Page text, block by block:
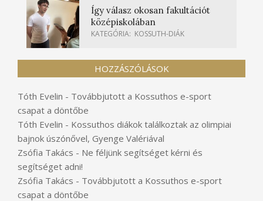
Így válasz okosan fakultációt
középiskolában
KATEGÓRIA: KOSSUTH-DIÁK
HOZZÁSZÓLÁSOK
Tóth Evelin - Továbbjutott a Kossuthos e-sport
csapat a döntőbe
Tóth Evelin - Kossuthos diákok találkoztak az olimpiai
bajnok úszónővel, Gyenge Valériával
Zsófia Takács - Ne féljünk segítséget kérni és
segítséget adni!
Zsófia Takács - Továbbjutott a Kossuthos e-sport
csapat a döntőbe